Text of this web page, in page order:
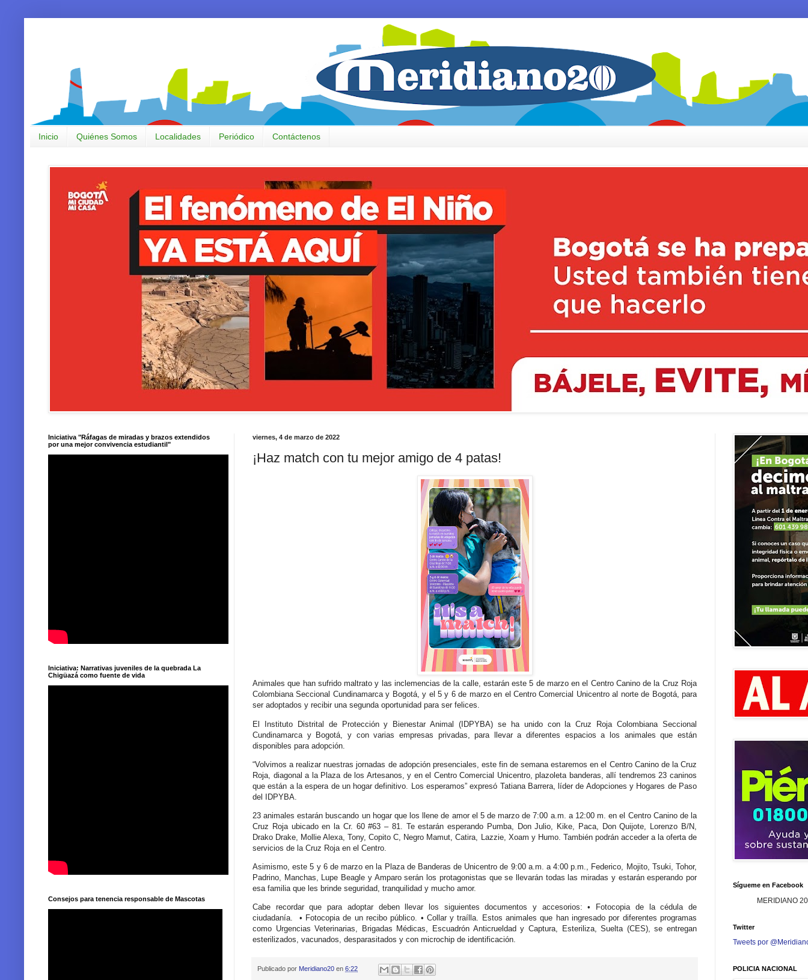
Inicio Quiénes Somos Localidades Periódico Contáctenos
viernes, 4 de marzo de 2022
¡Haz match con tu mejor amigo de 4 patas!
Animales que han sufrido maltrato y las inclemencias de la calle, estarán este 5 de marzo en el Centro Canino de la Cruz Roja
Colombiana Seccional Cundinamarca y Bogotá, y el 5 y 6 de marzo en el Centro Comercial Unicentro al norte de Bogotá, para
ser adoptados y recibir una segunda oportunidad para ser felices.
El Instituto Distrital de Protección y Bienestar Animal (IDPYBA) se ha unido con la Cruz Roja Colombiana Seccional
Cundinamarca y Bogotá, y con varias empresas privadas, para llevar a diferentes espacios a los animales que están
disponibles para adopción.
“Volvimos a realizar nuestras jornadas de adopción presenciales, este fin de semana estaremos en el Centro Canino de la Cruz
Roja, diagonal a la Plaza de los Artesanos, y en el Centro Comercial Unicentro, plazoleta banderas, allí tendremos 23 caninos
que están a la espera de un hogar definitivo. Los esperamos” expresó Tatiana Barrera, líder de Adopciones y Hogares de Paso
del IDPYBA.
23 animales estarán buscando un hogar que los llene de amor el 5 de marzo de 7:00 a.m. a 12:00 m. en el Centro Canino de la
Cruz Roja ubicado en la Cr. 60 #63 – 81. Te estarán esperando Pumba, Don Julio, Kike, Paca, Don Quijote, Lorenzo B/N,
Drako Drake, Mollie Alexa, Tony, Copito C, Negro Mamut, Catira, Lazzie, Xoam y Humo. También podrán acceder a la oferta de
servicios de la Cruz Roja en el Centro.
Asimismo, este 5 y 6 de marzo en la Plaza de Banderas de Unicentro de 9:00 a.m. a 4:00 p.m., Federico, Mojito, Tsuki, Tohor,
Padrino, Manchas, Lupe Beagle y Amparo serán los protagonistas que se llevarán todas las miradas y estarán esperando por
esa familia que les brinde seguridad, tranquilidad y mucho amor.
Cabe recordar que para adoptar deben llevar los siguientes documentos y accesorios: • Fotocopia de la cédula de
ciudadanía. • Fotocopia de un recibo público. • Collar y traílla. Estos animales que han ingresado por diferentes programas
como Urgencias Veterinarias, Brigadas Médicas, Escuadrón Anticrueldad y Captura, Esteriliza, Suelta (CES), se entregan
esterilizados, vacunados, desparasitados y con microchip de identificación.
Publicado por Meridiano20 en 6:22
Iniciativa "Ráfagas de miradas y brazos extendidos
por una mejor convivencia estudiantil"
Iniciativa: Narrativas juveniles de la quebrada La
Chigüazá como fuente de vida
Consejos para tenencia responsable de Mascotas
Sígueme en Facebook
MERIDIANO 20
Twitter
Tweets por
POLICIA NACIONAL